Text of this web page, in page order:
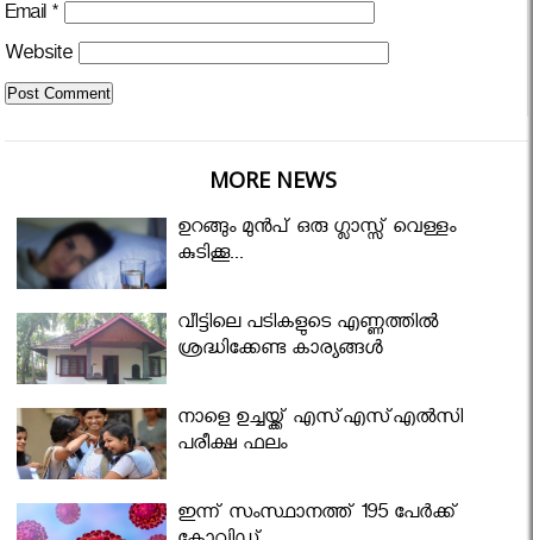
Email *
Website
MORE NEWS
ഉറങ്ങും മുന്‍പ് ഒരു ഗ്ലാസ്സ് വെള്ളം
കുടിക്കൂ...
വീട്ടിലെ പടികളുടെ എണ്ണത്തിൽ
ശ്രദ്ധിക്കേണ്ട കാര്യങ്ങൾ
നാളെ ഉച്ചയ്ക്ക് എസ്എസ്എല്‍സി
പരീക്ഷ ഫലം
ഇന്ന് സംസ്ഥാനത്ത് 195 പേര്‍ക്ക്